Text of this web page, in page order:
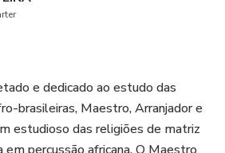
transformadora.
e dedicado ao estudo das
brasileiras, Maestro, Arranjador e
estudioso das religiões de matriz